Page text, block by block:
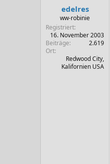
edelres
ww-robinie
Registriert
16. November 2003
Beiträge
2.619
Ort
Redwood City,
Kalifornien USA